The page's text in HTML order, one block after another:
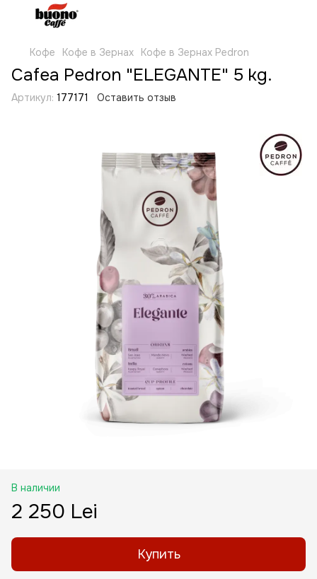
Кофе Кофе в Зернах Кофе в Зернах Pedron
Cafea Pedron "ELEGANTE" 5 kg.
Артикул: 177171 Оставить отзыв
В наличии
2 250 Lei
Купить